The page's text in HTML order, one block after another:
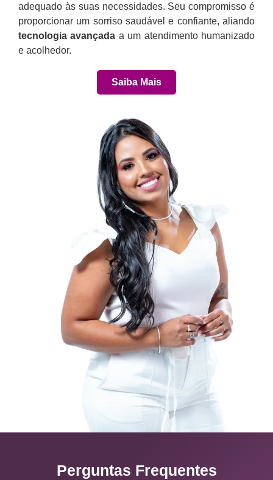
adequado às suas necessidades. Seu compromisso é
proporcionar um sorriso saudável e confiante, aliando
tecnologia avançada a um atendimento humanizado
e acolhedor.
Saiba Mais
Perguntas Frequentes